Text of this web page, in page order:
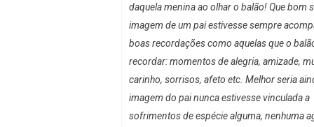
daquela menina ao olhar o balão! Que bom
imagem de um pai estivesse sempre
boas recordações como aquelas que o
recordar: momentos de alegria, amizade,
carinho, sorrisos, afeto etc. Melhor seria
imagem do pai nunca estivesse vinculada a
sofrimentos de espécie alguma, nenhuma